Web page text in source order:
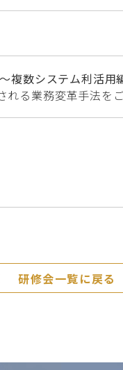
複数システム利活用
る業務変革手法を
研修会一覧に戻る